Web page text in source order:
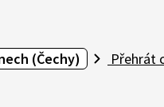
(Čechy)
Přehrát